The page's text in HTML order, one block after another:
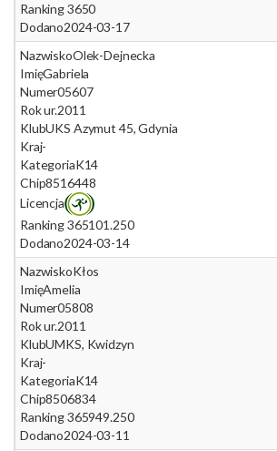
Ranking 3650
Dodano2024-03-17
NazwiskoOlek-Dejnecka
ImięGabriela
Numer05607
Rok ur.2011
KlubUKS Azymut 45, Gdynia
Kraj-
KategoriaK14
Chip8516448
Licencja
Ranking 365101.250
Dodano2024-03-14
NazwiskoKłos
ImięAmelia
Numer05808
Rok ur.2011
KlubUMKS, Kwidzyn
Kraj-
KategoriaK14
Chip8506834
Ranking 365949.250
Dodano2024-03-11